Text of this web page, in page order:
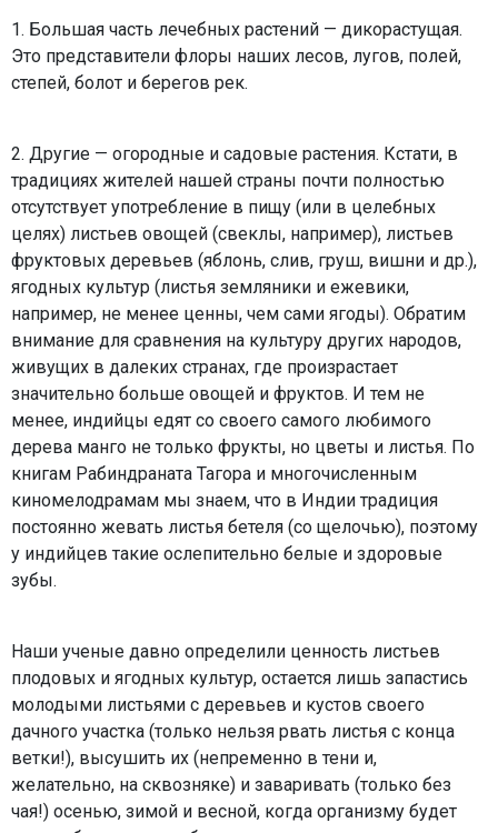
1. Большая часть лечебных растений — дикорастущая.
Это представители флоры наших лесов, лугов, полей,
степей, болот и берегов рек.
2. Другие — огородные и садовые растения. Кстати, в
традициях жителей нашей страны почти полностью
отсутствует употребление в пищу (или в целебных
целях) листьев овощей (свеклы, например), листьев
фруктовых деревьев (яблонь, слив, груш, вишни и др.),
ягодных культур (листья земляники и ежевики,
например, не менее ценны, чем сами ягоды). Обратим
внимание для сравнения на культуру других народов,
живущих в далеких странах, где произрастает
значительно больше овощей и фруктов. И тем не
менее, индийцы едят со своего самого любимого
дерева манго не только фрукты, но цветы и листья. По
книгам Рабиндраната Тагора и многочисленным
киномелодрамам мы знаем, что в Индии традиция
постоянно жевать листья бетеля (со щелочью), поэтому
у индийцев такие ослепительно белые и здоровые
зубы.
Наши ученые давно определили ценность листьев
плодовых и ягодных культур, остается лишь запастись
молодыми листьями с деревьев и кустов своего
дачного участка (только нельзя рвать листья с конца
ветки!), высушить их (непременно в тени и,
желательно, на сквозняке) и заваривать (только без
чая!) осенью, зимой и весной, когда организму будет